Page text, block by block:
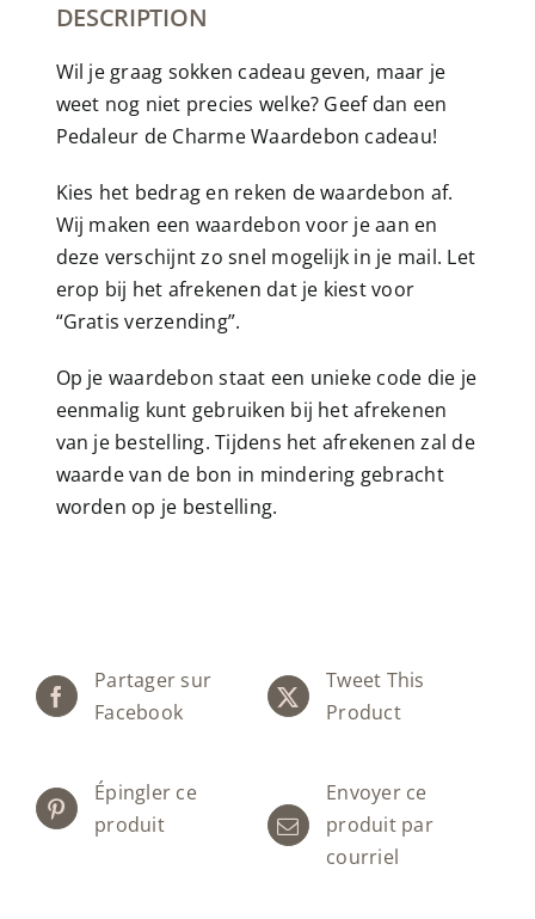
DESCRIPTION
Wil je graag sokken cadeau geven, maar je
weet nog niet precies welke? Geef dan een
Pedaleur de Charme Waardebon cadeau!
Kies het bedrag en reken de waardebon af.
Wij maken een waardebon voor je aan en
deze verschijnt zo snel mogelijk in je mail. Let
erop bij het afrekenen dat je kiest voor
“Gratis verzending”.
Op je waardebon staat een unieke code die je
eenmalig kunt gebruiken bij het afrekenen
van je bestelling. Tijdens het afrekenen zal de
waarde van de bon in mindering gebracht
worden op je bestelling.
Partager sur
Facebook
Tweet This
Product
Épingler ce
produit
Envoyer ce
produit par
courriel